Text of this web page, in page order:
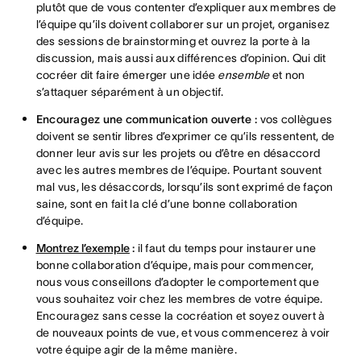
plutôt que de vous contenter d’expliquer aux membres de
l’équipe qu’ils doivent collaborer sur un projet, organisez
des sessions de brainstorming et ouvrez la porte à la
discussion, mais aussi aux différences d’opinion. Qui dit
cocréer dit faire émerger une idée ensembleet non
s’attaquer séparément à un objectif.
Encouragez une communication ouverte : vos collègues
doivent se sentir libres d’exprimer ce qu’ils ressentent, de
donner leur avis sur les projets ou d’être en désaccord
avec les autres membres de l’équipe. Pourtant souvent
mal vus, les désaccords, lorsqu’ils sont exprimé de façon
saine, sont en fait la clé d’une bonne collaboration
d’équipe.
Montrez l’exemple: il faut du temps pour instaurer une
bonne collaboration d’équipe, mais pour commencer,
nous vous conseillons d’adopter le comportement que
vous souhaitez voir chez les membres de votre équipe.
Encouragez sans cesse la cocréation et soyez ouvert à
de nouveaux points de vue, et vous commencerez à voir
votre équipe agir de la même manière.